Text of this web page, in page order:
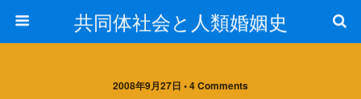
共同体社会と人類婚姻史
2008年9月27日 • 4 Comments